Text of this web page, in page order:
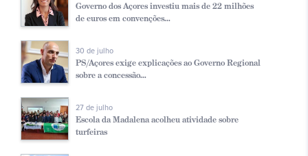
Governo dos Açores investiu mais de 22 milhões
de euros em convenções...
30 de julho
PS/Açores exige explicações ao Governo Regional
sobre a concessão...
27 de julho
Escola da Madalena acolheu atividade sobre
turfeiras